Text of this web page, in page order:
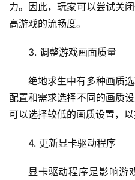
力。因此，玩家可以尝试关
高游戏的流畅度。
3. 调整游戏画面质量
绝地求生中有多种画质
配置和需求选择不同的画质
可以选择较低的画质设置，以
4. 更新显卡驱动程序
显卡驱动程序是影响游